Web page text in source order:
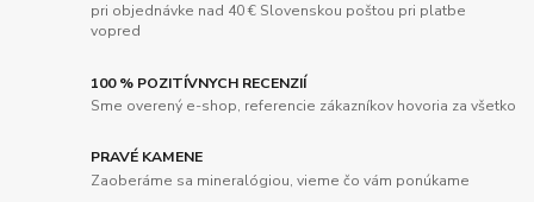
pri objednávke nad 40 € Slovenskou poštou pri platbe
vopred
100 % POZITÍVNYCH RECENZIÍ
Sme overený e-shop, referencie zákazníkov hovoria za všetko
PRAVÉ KAMENE
Zaoberáme sa mineralógiou, vieme čo vám ponúkame